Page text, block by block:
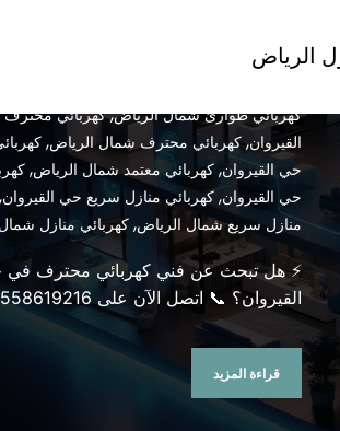
الرياض
كهربائي باكستاني شمال الرياض
كهربائي طوارئ شمال الرياض,كهربائي
القيروان, كهربائي محترف شمال الرياض,
حي القيروان, كهربائي معتمد شمال الرياض,
حي القيروان, كهربائي منازل سريع حي القيروان,
منازل سريع شمال الرياض, كهربائي منازل
⚡ هل تبحث عن فني كهربائي محترف
القيروان؟ 📞 اتصل الآن على 0558619216 !…
قراءة المزيد